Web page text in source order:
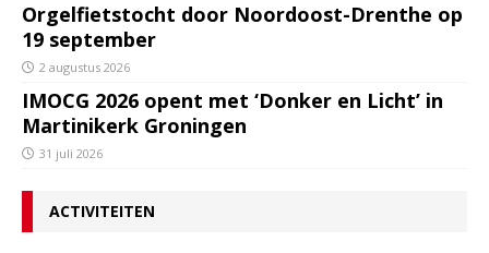
Orgelfietstocht door Noordoost-Drenthe op
19 september
2 augustus 2026
IMOCG 2026 opent met ‘Donker en Licht’ in
Martinikerk Groningen
31 juli 2026
ACTIVITEITEN